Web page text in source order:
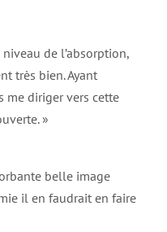
de l’absorption,
très bien. Ayant
me diriger vers cette
»
belle image
il en faudrait en faire